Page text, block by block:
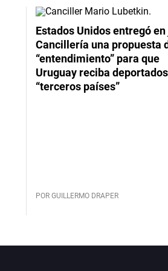
Estados Unidos entregó
Cancillería una propuesta
“entendimiento” para que
Uruguay reciba
“terceros países”
POR GUILLERMO DRAPER